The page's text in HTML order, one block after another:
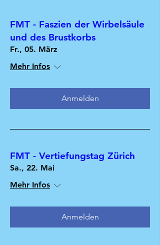
FMT - Faszien der Wirbelsäule
und des Brustkorbs
Fr., 05. März
Mehr Infos
Anmelden
FMT - Vertiefungstag Zürich
Sa., 22. Mai
Mehr Infos
Anmelden